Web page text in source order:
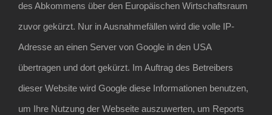
des Abkommens über den Europäischen Wirtschaftsraum
zuvor gekürzt. Nur in Ausnahmefällen wird die volle IP-
Adresse an einen Server von Google in den USA
übertragen und dort gekürzt. Im Auftrag des Betreibers
dieser Website wird Google diese Informationen benutzen,
um Ihre Nutzung der Webseite auszuwerten, um Reports